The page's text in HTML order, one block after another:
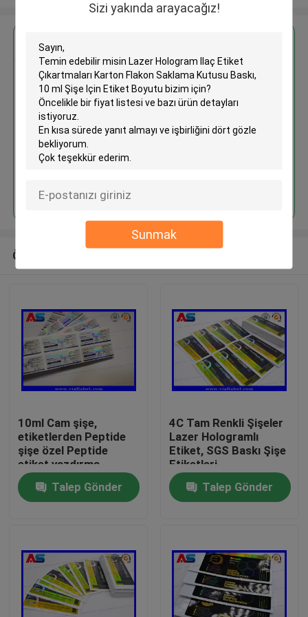
Sizi yakında arayacağız!
Sunmak
Ürünler
Hakkımızda
Lazer Hologram Ilaç Etiket
Çıkartmaları Karton Flakon
Şişe Için Etiket Boyutu
Önerilen Ürünler
10ml Cam şişe,
etiketlerden Peptide
şişe özel Peptide
etiket yazdırma
Talep Gönder
4C Tam Renkli Şişeler
Lazer Hologramlı
Etiket, SGS Baskı Şişe
Etiketleri
Talep Gönder